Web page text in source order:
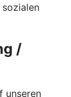
/
unseren